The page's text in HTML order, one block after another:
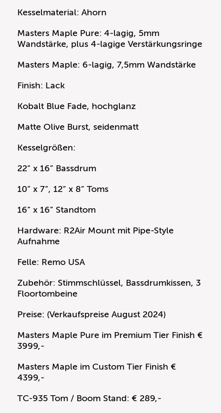
Kesselmaterial: Ahorn
Masters Maple Pure: 4-lagig, 5mm
Wandstärke, plus 4-lagige Verstärkungsringe
Masters Maple: 6-lagig, 7,5mm Wandstärke
Finish: Lack
Kobalt Blue Fade, hochglanz
Matte Olive Burst, seidenmatt
Kesselgrößen:
22“ x 16“ Bassdrum
10“ x 7“, 12“ x 8“ Toms
16“ x 16“ Standtom
Hardware: R2Air Mount mit Pipe-Style
Aufnahme
Felle: Remo USA
Zubehör: Stimmschlüssel, Bassdrumkissen, 3
Floortombeine
Preise: (Verkaufspreise August 2024)
Masters Maple Pure im Premium Tier Finish €
3999,-
Masters Maple im Custom Tier Finish €
4399,-
TC-935 Tom / Boom Stand: € 289,-